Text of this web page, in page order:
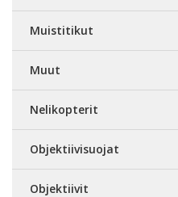
Muistitikut
Muut
Nelikopterit
Objektiivisuojat
Objektiivit